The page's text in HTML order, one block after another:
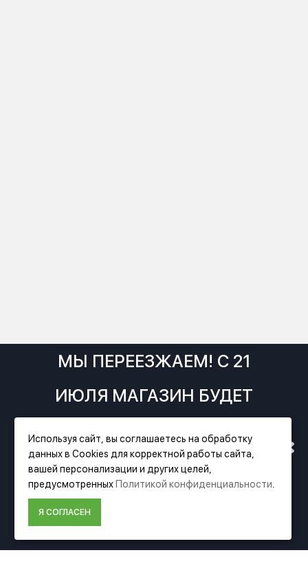
МЫ ПЕРЕЕЗЖАЕМ! С 21
ИЮЛЯ МАГАЗИН БУДЕТ
РАБОТАТЬ ПО НОВОМУ
АДРЕСУ. ПОДРОБНАЯ
ИНФОРМАЦИЯ О ПЕРЕЕЗДЕ
Фирменный магазин Festool
ИНФОРМАЦИЯ
Доставка
Используя сайт, вы соглашаетесь на обработку
данных в Cookies для корректной работы сайта,
вашей персонализации и других целей,
предусмотренных Политикой конфиденциальности
Я СОГЛАСЕН